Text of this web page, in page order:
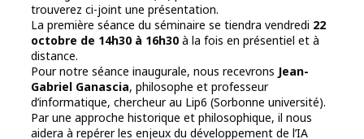
trouverez ci-joint une présentation.
La première séance du séminaire se tiendra vendredi 22
octobre de 14h30 à 16h30 à la fois en présentiel et à
distance.
Pour notre séance inaugurale, nous recevrons Jean-
Gabriel Ganascia, philosophe et professeur
d’informatique, chercheur au Lip6 (Sorbonne université).
Par une approche historique et philosophique, il nous
aidera à repérer les enjeux du développement de l’IA